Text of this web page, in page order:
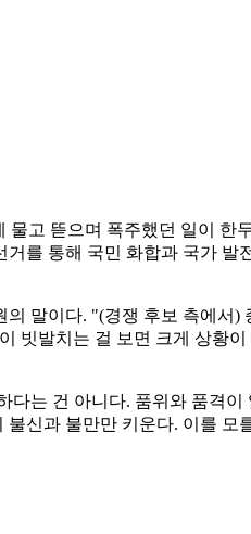
고 뜯으며 폭주했던 일이 한
를 통해 국민 화합과 국가
말이다. "(경쟁 후보 측에서
빗발치는 걸 보면 크게 상황
는 건 아니다. 품위와 품격
신과 불만만 키운다. 이를 모